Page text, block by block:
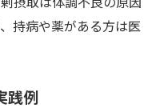
持病や薬がある方は医
践例